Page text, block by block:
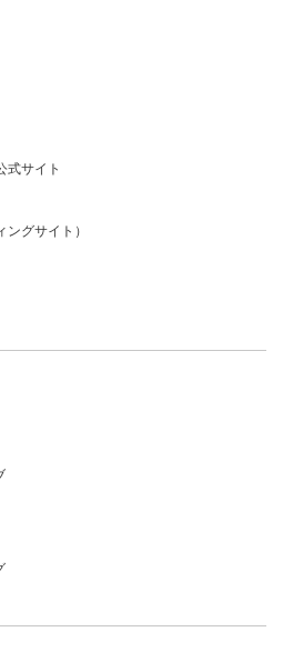
式サイト
グサイト）